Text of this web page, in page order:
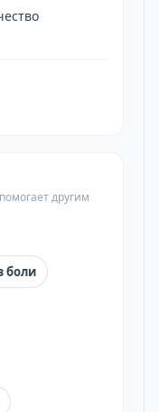
другим
боли